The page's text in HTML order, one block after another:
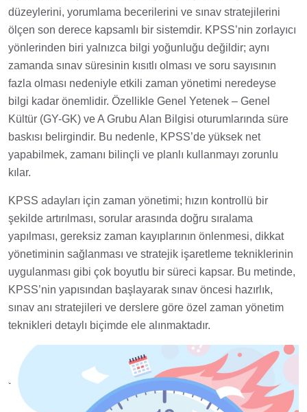
düzeylerini, yorumlama becerilerini ve sınav stratejilerini
ölçen son derece kapsamlı bir sistemdir. KPSS’nin zorlayıcı
yönlerinden biri yalnızca bilgi yoğunluğu değildir; aynı
zamanda sınav süresinin kısıtlı olması ve soru sayısının
fazla olması nedeniyle etkili zaman yönetimi neredeyse
bilgi kadar önemlidir. Özellikle Genel Yetenek – Genel
Kültür (GY-GK) ve A Grubu Alan Bilgisi oturumlarında süre
baskısı belirgindir. Bu nedenle, KPSS’de yüksek net
yapabilmek, zamanı bilinçli ve planlı kullanmayı zorunlu
kılar.
KPSS adayları için zaman yönetimi; hızın kontrollü bir
şekilde artırılması, sorular arasında doğru sıralama
yapılması, gereksiz zaman kayıplarının önlenmesi, dikkat
yönetiminin sağlanması ve stratejik işaretleme tekniklerinin
uygulanması gibi çok boyutlu bir süreci kapsar. Bu metinde,
KPSS’nin yapısından başlayarak sınav öncesi hazırlık,
sınav anı stratejileri ve derslere göre özel zaman yönetim
teknikleri detaylı biçimde ele alınmaktadır.